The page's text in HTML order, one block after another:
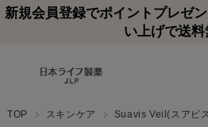
新規会員登録でポイントプレゼ
い上げで送料
TOP スキンケア Suavis Veil(スアビ